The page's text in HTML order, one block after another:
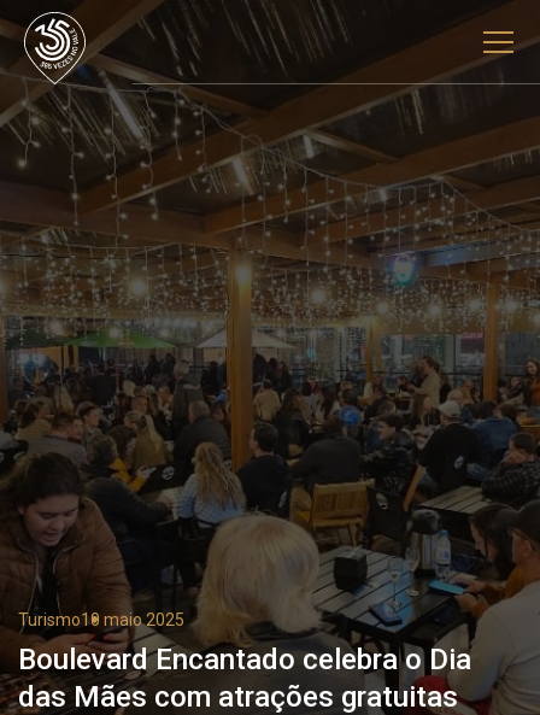
Turismo10 maio 2025
Boulevard Encantado celebra o Dia
das Mães com atrações gratuitas